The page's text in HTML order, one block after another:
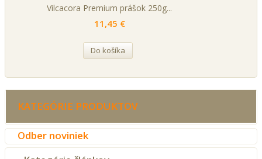
KATEGÓRIE PRODUKTOV
Odber noviniek
Vilcacora Premium prášok 250g...
11,45 €
Do košíka